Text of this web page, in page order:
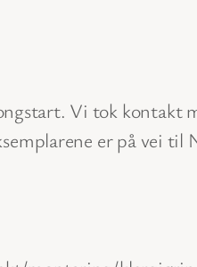
Vi tok kontakt
er på vei til